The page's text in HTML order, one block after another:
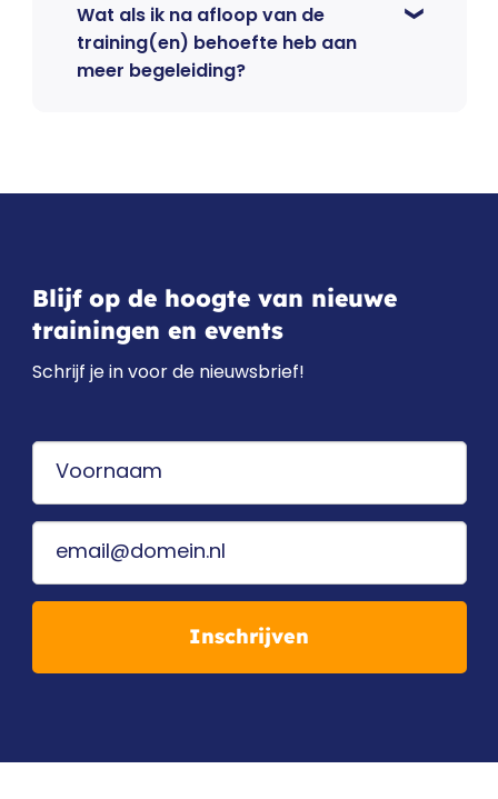
Wat als ik na afloop van de
training(en) behoefte heb aan
meer begeleiding?
Blijf op de hoogte van nieuwe
trainingen en events
Schrijf je in voor de nieuwsbrief!
Inschrijven